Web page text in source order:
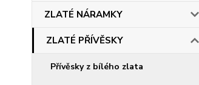
ZLATÉ NÁRAMKY
ZLATÉ PŘÍVĚSKY
Přívěsky z bílého zlata